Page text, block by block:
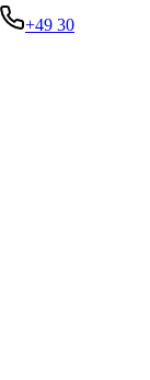
+49 30